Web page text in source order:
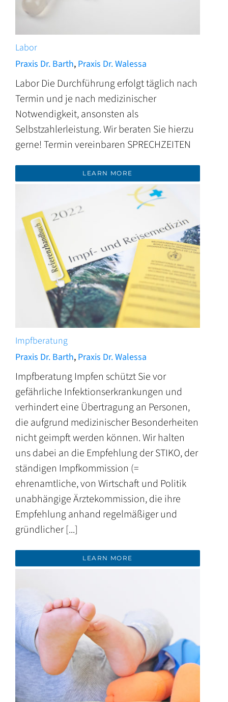
Labor
Praxis Dr. Barth, Praxis Dr. Walessa
Labor Die Durchführung erfolgt täglich nach
Termin und je nach medizinischer
Notwendigkeit, ansonsten als
Selbstzahlerleistung. Wir beraten Sie hierzu
gerne! Termin vereinbaren SPRECHZEITEN
LEARN MORE
Impfberatung
Praxis Dr. Barth, Praxis Dr. Walessa
Impfberatung Impfen schützt Sie vor
gefährliche Infektionserkrankungen und
verhindert eine Übertragung an Personen,
die aufgrund medizinischer Besonderheiten
nicht geimpft werden können. Wir halten
uns dabei an die Empfehlung der STIKO, der
ständigen Impfkommission (=
ehrenamtliche, von Wirtschaft und Politik
unabhängige Ärztekommission, die ihre
Empfehlung anhand regelmäßiger und
gründlicher [...]
LEARN MORE